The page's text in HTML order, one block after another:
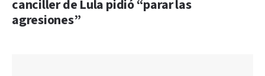
canciller de Lula pidió “parar las
agresiones”